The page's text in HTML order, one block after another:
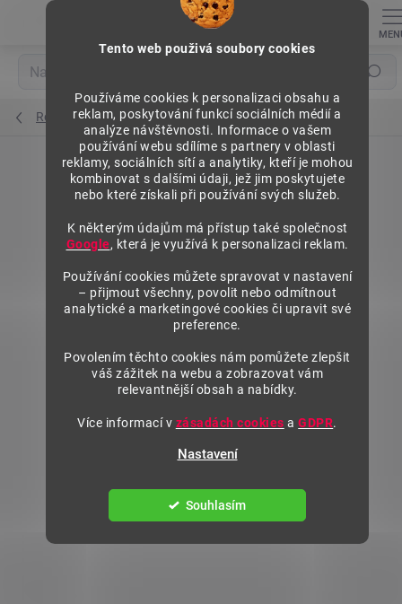
Tento web použivá soubory cookies
Používáme cookies k personalizaci obsahu a
reklam, poskytování funkcí sociálních médií a
analýze návštěvnosti. Informace o vašem
používání webu sdílíme s partnery v oblasti
reklamy, sociálních sítí a analytiky, kteří je mohou
kombinovat s dalšími údaji, jež jim poskytujete
nebo které získali při používání svých služeb.
K některým údajům má přístup také společnost
Google, která je využívá k personalizaci reklam.
Používání cookies můžete spravovat v nastavení
– přijmout všechny, povolit nebo odmítnout
analytické a marketingové cookies či upravit své
preference.
Povolením těchto cookies nám pomůžete zlepšit
váš zážitek na webu a zobrazovat vám
relevantnější obsah a nabídky.
Více informací v zásadách cookies aGDPR.
Nastavení
Souhlasím
Hledat
Regály výška 1972 mm, přídavné moduly